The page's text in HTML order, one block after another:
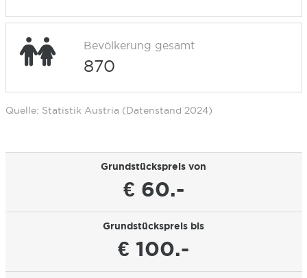
Bevölkerung gesamt
870
Quelle: Statistik Austria (Datenstand 2024)
Grundstückspreis von
€ 60.-
Grundstückspreis bis
€ 100.-